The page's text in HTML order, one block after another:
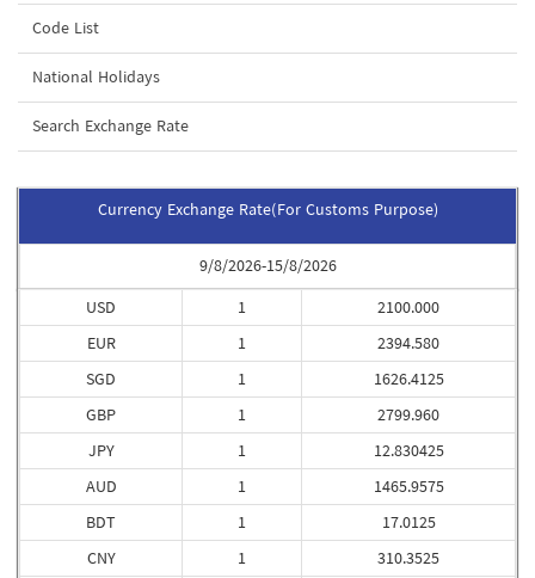
Code List
National Holidays
Search Exchange Rate
Currency Exchange Rate(For Customs Purpose)
9/8/2026-15/8/2026
USD
EUR
SGD
GBP
JPY
AUD
BDT
CNY
1
1
1
1
1
1
1
1
2100.000
2394.580
1626.4125
2799.960
12.830425
1465.9575
17.0125
310.3525